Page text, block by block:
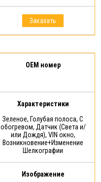
Заказать
OEM номер
Характеристики
Зеленое, Голубая полоса, С
обогревом, Датчик (Света и/
или Дождя), VIN окно,
Возникновение+Изменение
Шелкографии
Изображение